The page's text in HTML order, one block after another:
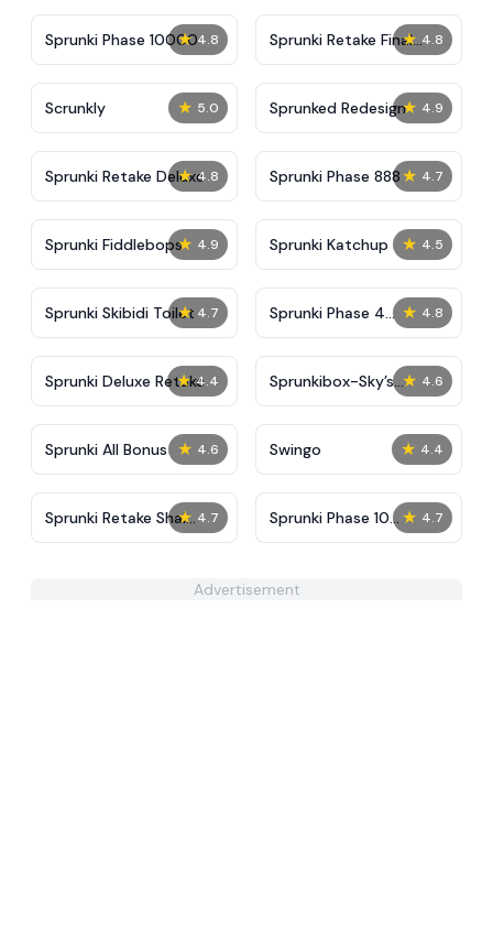
★ 4.8
Sprunki Phase 10000 ★ 4.8
Sprunki Retake Final
Update
★ 5.0
Scrunkly ★ 4.9
Sprunked Redesign
★ 4.8
Sprunki Retake Deluxe ★ 4.7
Sprunki Phase 888
★ 4.9
Sprunki Fiddlebops ★ 4.5
Sprunki Katchup
★ 4.7
Sprunki Skibidi Toilet ★ 4.8
Sprunki Phase 4
Definitive
★ 4.4
Sprunki Deluxe Retake ★ 4.6
Sprunkibox-Sky’s
MASSACRE
★ 4.6
Sprunki All Bonus ★ 4.4
Swingo
★ 4.7
Sprunki Retake Shai
Brown
★ 4.7
Sprunki Phase 10
Remade
Advertisement